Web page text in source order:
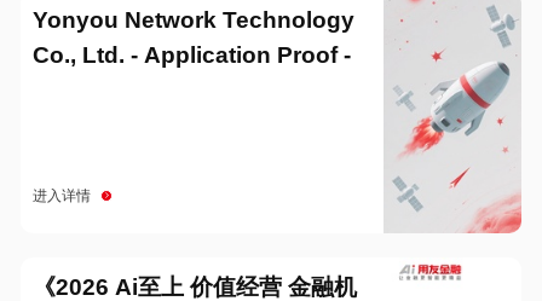
Yonyou Network Technology
Co., Ltd. - Application Proof -
进入详情
《2026 Ai至上 价值经营 金融机